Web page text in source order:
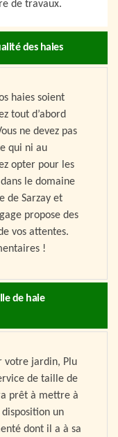
de travaux.
des haies
haies soient
tout d’abord
ne devez pas
qui ni au
opter pour les
le domaine
de Sarzay et
propose des
vos attentes.
!
de haie
votre jardin, Plu
de taille de
prêt à mettre à
un
dont il a à sa